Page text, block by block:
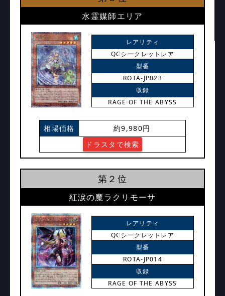
水霊媒師エリア
レアリティ
QCシークレットレア
型番
ROTA-JP023
収録
RAGE OF THE ABYSS
相場価格
約9,980円
ドラスタで検索
第２位
紅涙の魔ラクリモーサ
レアリティ
QCシークレットレア
型番
ROTA-JP014
収録
RAGE OF THE ABYSS